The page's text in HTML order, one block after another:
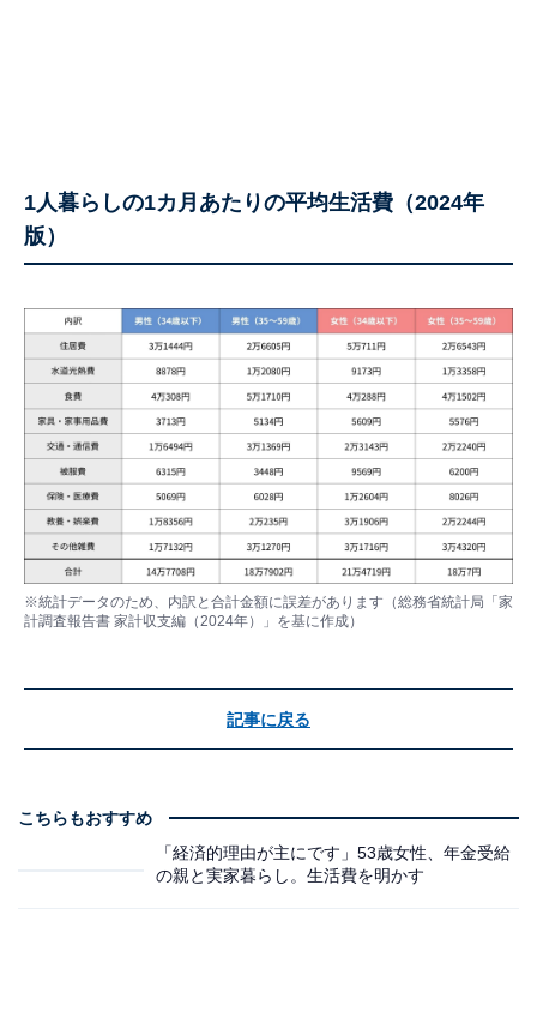
1人暮らしの1カ月あたりの平均生活費（2024年
版）
※統計データのため、内訳と合計金額に誤差があります（総務省統計局「家
計調査報告書 家計収支編（2024年）」を基に作成）
記事に戻る
こちらもおすすめ
「経済的理由が主にです」53歳女性、年金受給
の親と実家暮らし。生活費を明かす